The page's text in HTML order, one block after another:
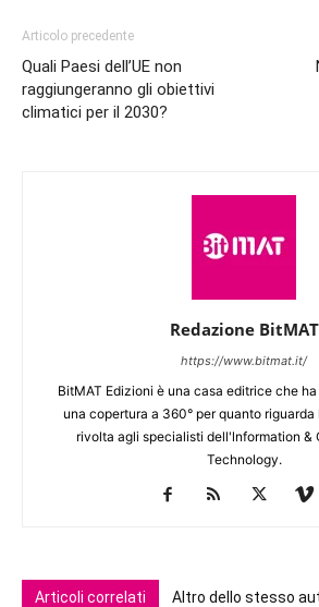
Articolo precedente
Quali Paesi dell’UE non
raggiungeranno gli obiettivi
climatici per il 2030?
Redazione BitMAT
https://www.bitmat.it/
BitMAT Edizioni è una casa editrice che
una copertura a 360° per quanto
rivolta agli specialisti dell'lnformation &
Technology.
Articoli correlati Altro dello stesso